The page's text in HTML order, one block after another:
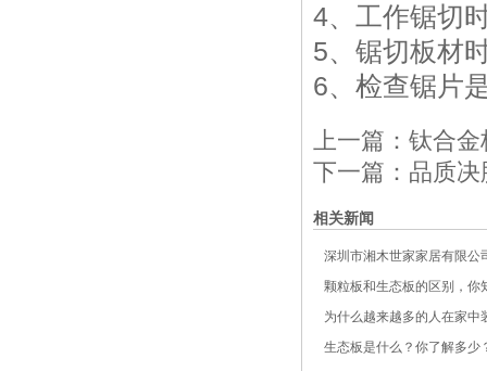
4、工作锯切
5、锯切板材
6、检查锯片
上一篇： 钛合
下一篇： 品质
相关新闻
深圳市湘木世家家居有限公
颗粒板和生态板的区别，你
为什么越来越多的人在家中
生态板是什么？你了解多少